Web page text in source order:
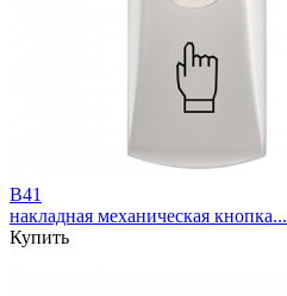
B41
накладная механическая кнопка...
Купить